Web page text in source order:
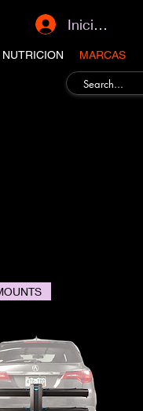
NUTRICION MARCAS
Iniciar sesión